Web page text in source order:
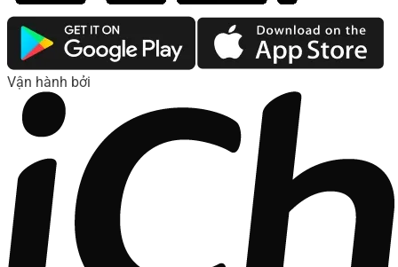
Vận hành bởi